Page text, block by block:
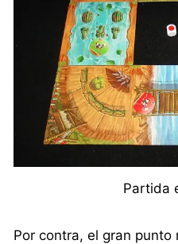
Partida
Por contra, el gran